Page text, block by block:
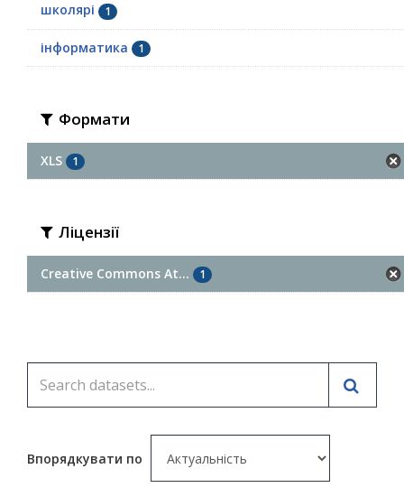
школярі 1
інформатика 1
Формати
XLS 1
Ліцензії
Creative Commons At... 1
Впорядкувати по